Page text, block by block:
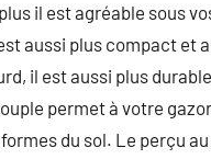
il est agréable sous
aussi plus compact et
il est aussi plus
permet à votre
du sol. Le perçu